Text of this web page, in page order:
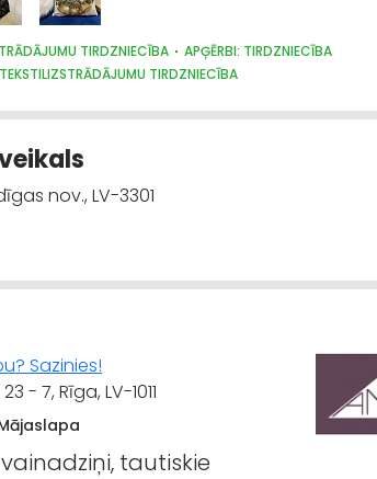
TIRDZNIECĪBA
APĢĒRBI: TIRDZNIECĪBA
TEKSTILIZSTRĀDĀJUMU TIRDZNIECĪBA
nov., LV-3301
Sazinies!
- 7, Rīga, LV-1011
tautiskie